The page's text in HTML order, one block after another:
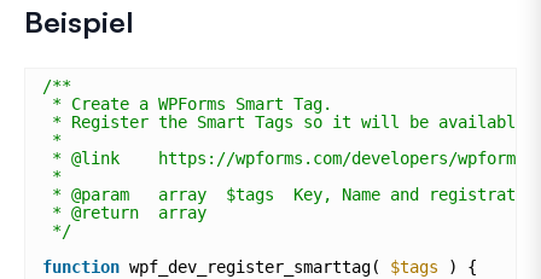
Beispiel
/**
* Create a WPForms Smart Tag.
* Register the Smart Tags so it will be
*
* @link    https://wpforms.com/developers/
*
* @param   array  $tags  Key, Name and
* @return  array
*/
function wpf_dev_register_smarttag( $tags
) {